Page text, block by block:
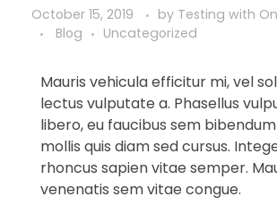
October 15, 2019 by Testing with
Blog
Uncategorized
Mauris vehicula efficitur mi, vel
lectus vulputate a. Phasellus
libero, eu faucibus sem
mollis quis diam sed cursus.
rhoncus sapien vitae semper.
venenatis sem vitae congue.